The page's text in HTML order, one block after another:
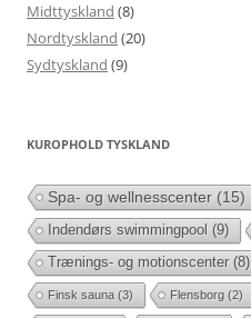
Midttyskland (8)
Nordtyskland (20)
Sydtyskland (9)
KUROPHOLD TYSKLAND
Spa- og wellnesscenter (15)
Indendørs swimmingpool (9)
Trænings- og motionscenter(8)
Finsk sauna (3) Flensborg (2)